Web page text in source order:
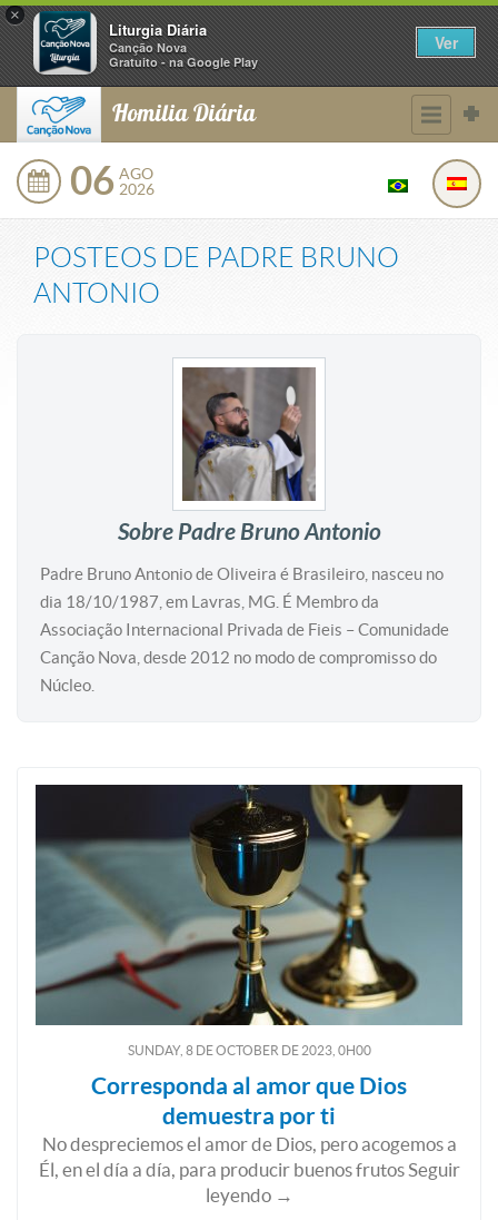
×
Liturgia Diária
Canção Nova
Gratuito - na Google Play
Ver
Homilia Diária
06 AGO
2026
POSTEOS DE PADRE BRUNO
ANTONIO
Sobre Padre Bruno Antonio
Padre Bruno Antonio de Oliveira é Brasileiro, nasceu no
dia 18/10/1987, em Lavras, MG. É Membro da
Associação Internacional Privada de Fieis – Comunidade
Canção Nova, desde 2012 no modo de compromisso do
Núcleo.
SUNDAY, 8DEOCTOBER DE2023, 0H00
Corresponda al amor que Dios
demuestra por ti
No despreciemos el amor de Dios, pero acogemos a
Él, en el día a día, para producir buenos frutos Seguir
leyendo →